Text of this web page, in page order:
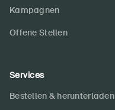
Kampagnen
Offene Stellen
Services
Bestellen & herunterladen